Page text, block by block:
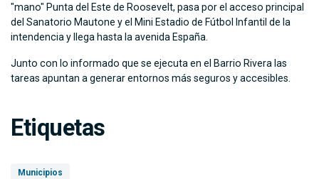
"mano" Punta del Este de Roosevelt, pasa por el acceso principal
del Sanatorio Mautone y el Mini Estadio de Fútbol Infantil de la
intendencia y llega hasta la avenida España.
Junto con lo informado que se ejecuta en el Barrio Rivera las
tareas apuntan a generar entornos más seguros y accesibles.
Etiquetas
Municipios